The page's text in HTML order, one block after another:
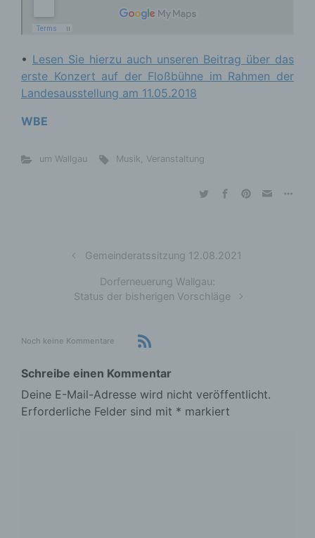
• Lesen Sie hierzu auch unseren Beitrag über das
erste Konzert auf der Floßbühne im Rahmen der
Landesausstellung am 11.05.2018
WBE
um Wallgau Musik, Veranstaltung
Gemeinderatssitzung 12.08.2021
Dorferneuerung Wallgau:
Status der bisherigen Vorschläge
Noch keine Kommentare
Schreibe einen Kommentar
Deine E-Mail-Adresse wird nicht veröffentlicht.
Erforderliche Felder sind mit * markiert